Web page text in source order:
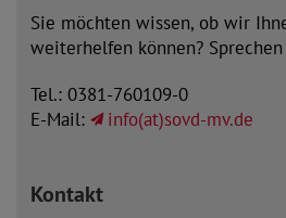
Sie möchten wissen, ob wir
weiterhelfen können?
Tel.: 0381-760109-0
E-Mail:
info(at)sovd-mv.de
Kontakt